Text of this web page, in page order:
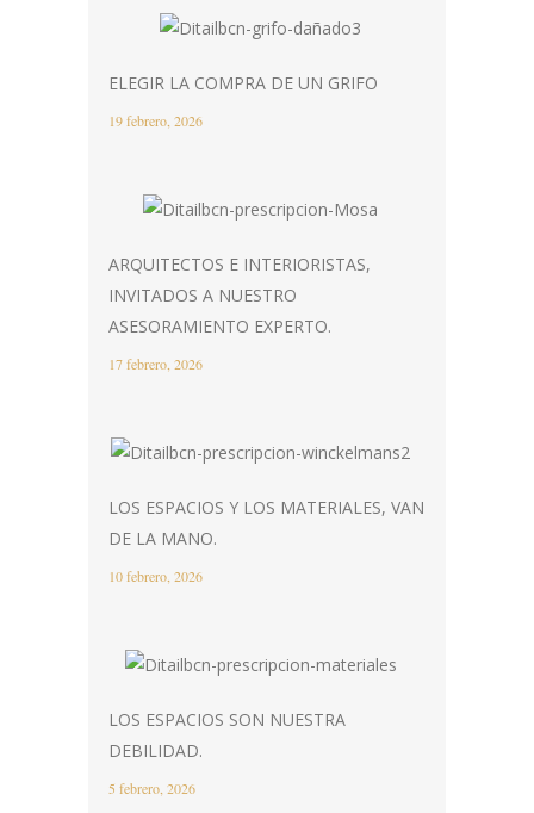
ELEGIR LA COMPRA DE UN GRIFO
19 febrero, 2026
ARQUITECTOS E INTERIORISTAS,
INVITADOS A NUESTRO
ASESORAMIENTO EXPERTO.
17 febrero, 2026
LOS ESPACIOS Y LOS MATERIALES, VAN
DE LA MANO.
10 febrero, 2026
LOS ESPACIOS SON NUESTRA
DEBILIDAD.
5 febrero, 2026